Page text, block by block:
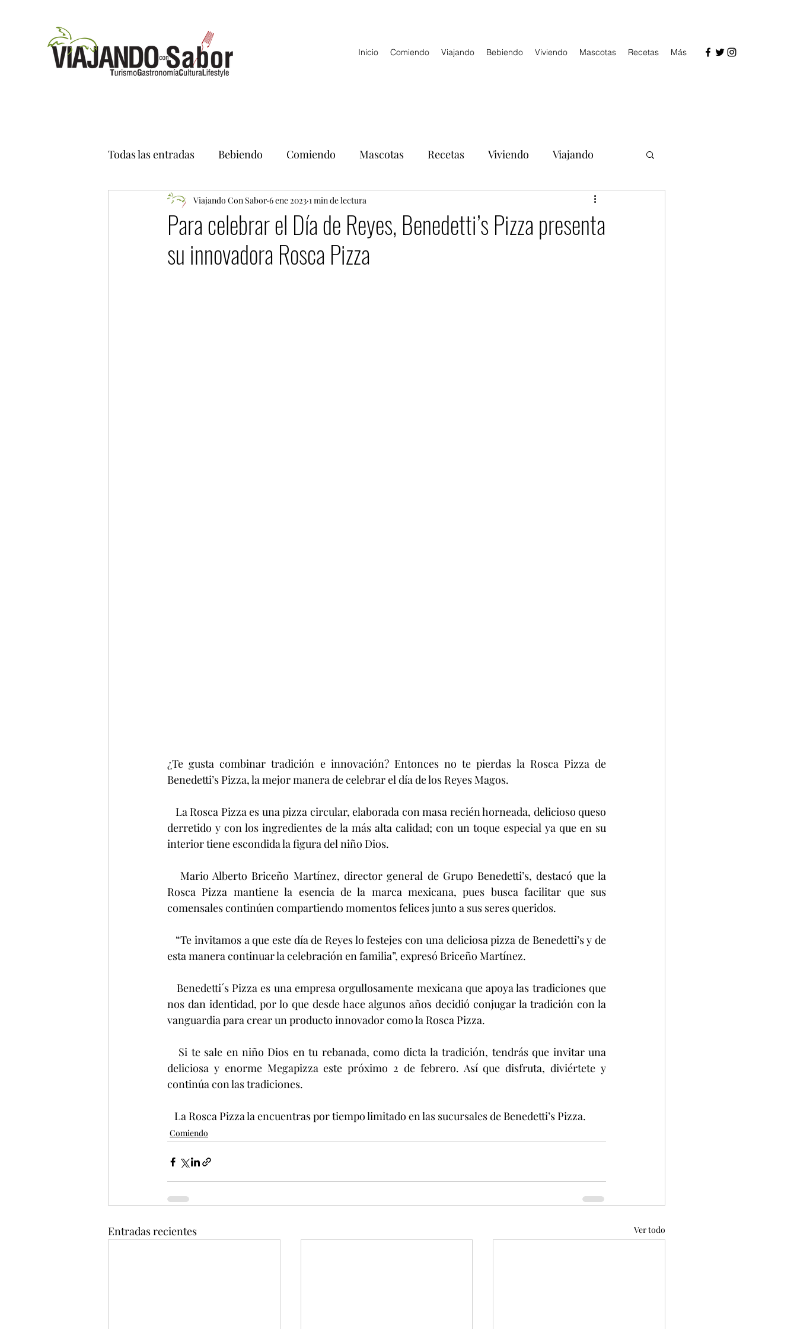
Inicio Comiendo Viajando Bebiendo Viviendo Mascotas Recetas Más
Todas las entradas Bebiendo Comiendo Mascotas Recetas Viviendo Viajando
Para celebrar el Día de Reyes, Benedetti’s Pizza presenta
su innovadora Rosca Pizza
Viajando Con Sabor 6 ene 2023 1 min de lectura
¿Te gusta combinar tradición e innovación? Entonces no te pierdas la Rosca Pizza de
Benedetti’s Pizza, la mejor manera de celebrar el día de los Reyes Magos.
derretido y con los ingredientes de la más alta calidad; con un toque especial ya que en su
interior tiene escondida la figura del niño Dios.
Rosca Pizza mantiene la esencia de la marca mexicana, pues busca facilitar que sus
comensales continúen compartiendo momentos felices junto a sus seres queridos.
esta manera continuar la celebración en familia”, expresó Briceño Martínez.
nos dan identidad, por lo que desde hace algunos años decidió conjugar la tradición con la
vanguardia para crear un producto innovador como la Rosca Pizza.
deliciosa y enorme Megapizza este próximo 2 de febrero. Así que disfruta, diviértete y
continúa con las tradiciones.
   La Rosca Pizza la encuentras por tiempo limitado en las sucursales de Benedetti’s Pizza.
Comiendo
Entradas recientes Ver todo